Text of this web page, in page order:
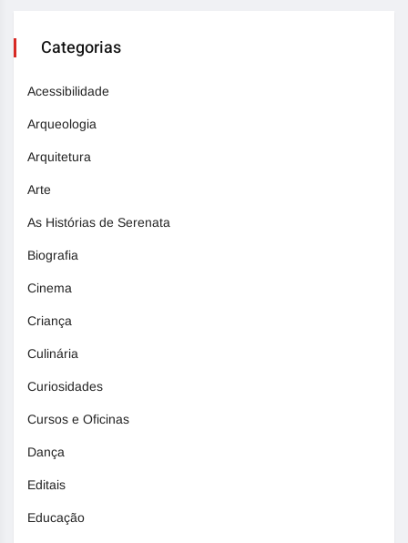
Categorias
Acessibilidade
Arqueologia
Arquitetura
Arte
As Histórias de Serenata
Biografia
Cinema
Criança
Culinária
Curiosidades
Cursos e Oficinas
Dança
Editais
Educação